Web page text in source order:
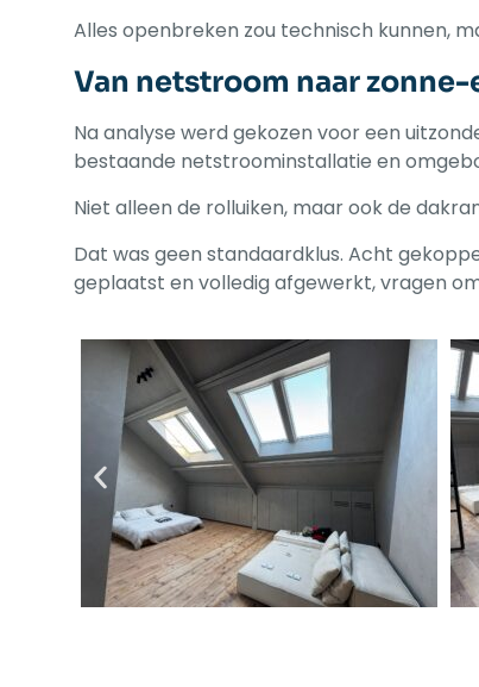
Alles openbreken zou technisch kunnen,
Van netstroom naar
Na analyse werd gekozen voor een
bestaande netstroominstallatie en
Niet alleen de rolluiken, maar ook de
Dat was geen standaardklus. Acht
geplaatst en volledig afgewerkt, vragen